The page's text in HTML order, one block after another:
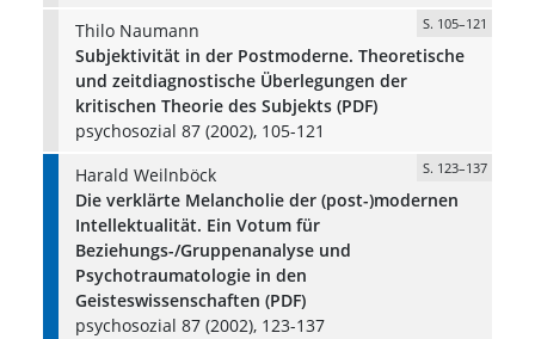
Thilo Naumann
S. 105–121
Subjektivität in der Postmoderne. Theoretische
und zeitdiagnostische Überlegungen der
kritischen Theorie des Subjekts (PDF)
psychosozial 87 (2002), 105-121
Harald Weilnböck
S. 123–137
Die verklärte Melancholie der (post-)modernen
Intellektualität. Ein Votum für
Beziehungs-/Gruppenanalyse und
Psychotraumatologie in den
Geisteswissenschaften (PDF)
psychosozial 87 (2002), 123-137